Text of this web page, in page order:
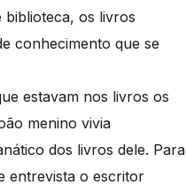
biblioteca, os livros
conhecimento que se
estavam nos livros os
menino vivia
dos livros dele. Para
entrevista o escritor